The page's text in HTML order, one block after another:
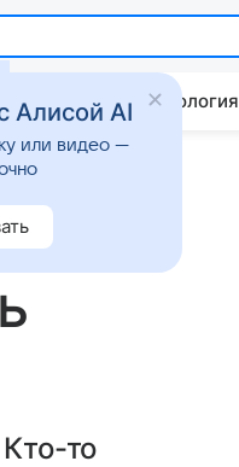
жизни Психология
то
Алисой AI
или видео —